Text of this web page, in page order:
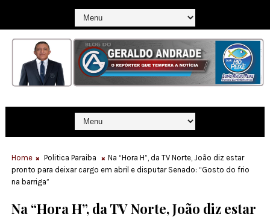
Home Politica Paraiba
Na “Hora H”, da TV Norte, João diz estar
pronto para deixar cargo em abril e disputar Senado: “Gosto do frio
na barriga”
Na “Hora H”, da TV Norte, João diz estar